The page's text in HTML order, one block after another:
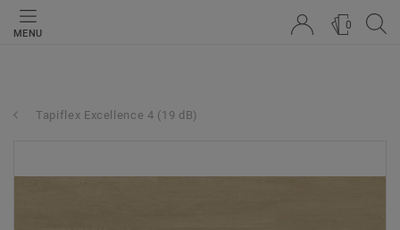
MENU
0
Tapiflex Excellence 4 (19 dB)